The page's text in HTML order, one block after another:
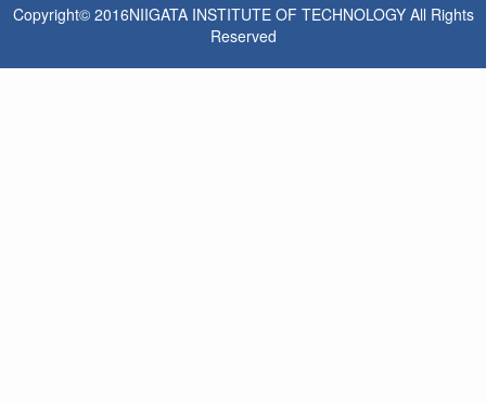
Copyright© 2016NIIGATA INSTITUTE OF TECHNOLOGY All Rights
Reserved